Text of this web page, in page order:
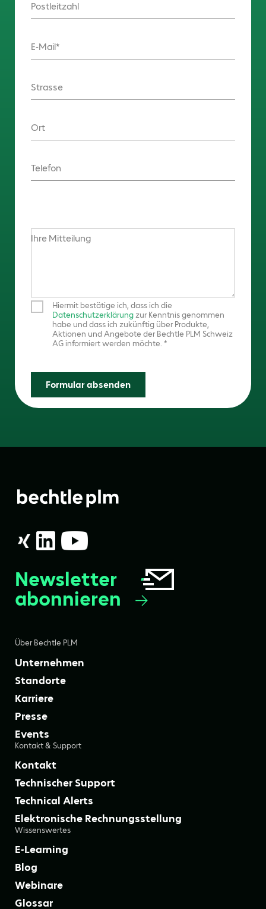
Postleitzahl
E-Mail
Strasse
Ort
Telefon
Ihre Mitteilung
Hiermit bestätige ich, dass ich die
Datenschutzerklärungzur Kenntnis genommen
habe und dass ich zukünftig über Produkte,
Aktionen und Angebote der Bechtle PLM Schweiz
AG informiert werden möchte.
Formular absenden
Über Bechtle PLM
Unternehmen
Standorte
Karriere
Presse
Events
Kontakt & Support
Kontakt
Technischer Support
Technical Alerts
Elektronische Rechnungsstellung
Wissenswertes
E-Learning
Blog
Webinare
Glossar
Newsletter
abonnieren